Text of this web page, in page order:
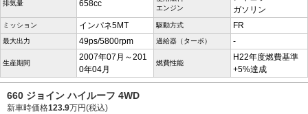
排気量 658cc
エンジン
ガソリン
ミッション インパネ5MT 駆動方式 FR
最大出力 49ps/5800rpm 過給器（ターボ） -
生産期間
2007年07月～201
0年04月
燃費性能
H22年度燃費基準
+5%達成
660 ジョイン ハイルーフ 4WD
新車時価格123.9万円(税込)